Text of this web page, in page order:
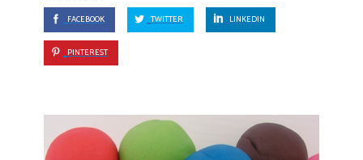
FACEBOOK TWITTER LINKEDIN
PINTEREST